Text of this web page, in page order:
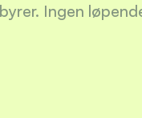
Ingen